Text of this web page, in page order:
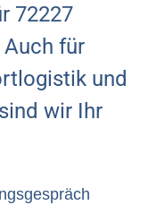
72227
Auch für
und
wir Ihr